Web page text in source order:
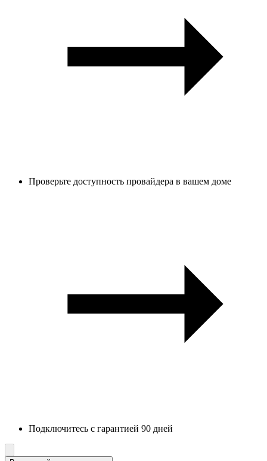
Проверьте доступность провайдера в вашем доме
Подключитесь с гарантией 90 дней